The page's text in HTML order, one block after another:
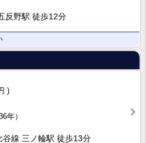
反野駅 徒歩12分
年）
谷線 三ノ輪駅 徒歩13分